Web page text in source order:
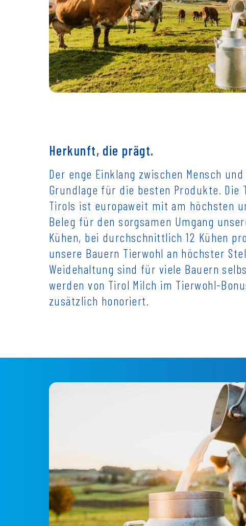
Herkunft, die prägt.
Der enge Einklang zwischen Mensch
Grundlage für die besten Produkte. Die
Tirols ist europaweit mit am höchsten
Beleg für den sorgsamen Umgang
Kühen, bei durchschnittlich 12 Kühen
unsere Bauern Tierwohl an höchster
Weidehaltung sind für viele Bauern
werden von Tirol Milch im Tierwohl-
zusätzlich honoriert.